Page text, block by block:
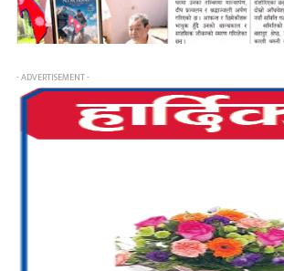
- ADVERTISEMENT -